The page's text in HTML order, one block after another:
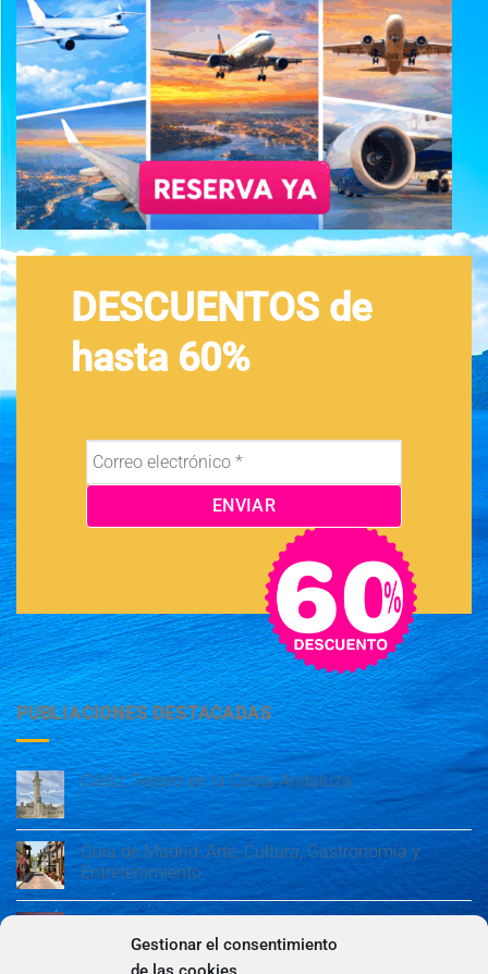
Gestionar el consentimiento
DESCUENTOS de
hasta 60%
PUBLIACIONES DESTACADAS
Cádiz: Tesoro en la Costa Andaluza
Guía de Madrid: Arte, Cultura, Gastronomía y
Entretenimiento
Guía de Madrid: Arte, Cultura, Gastronomía y
Entretenimiento